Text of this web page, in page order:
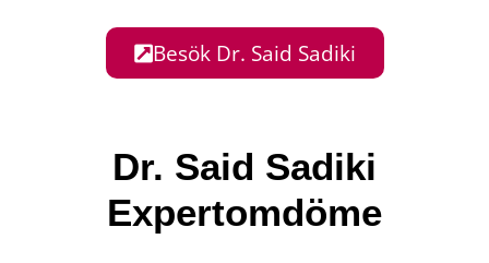
Besök Dr. Said Sadiki
Dr. Said Sadiki
Expertomdöme